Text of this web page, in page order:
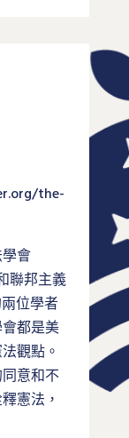
the-
會
聯邦主義
位學者
都是美
觀點。
意和不
憲法，